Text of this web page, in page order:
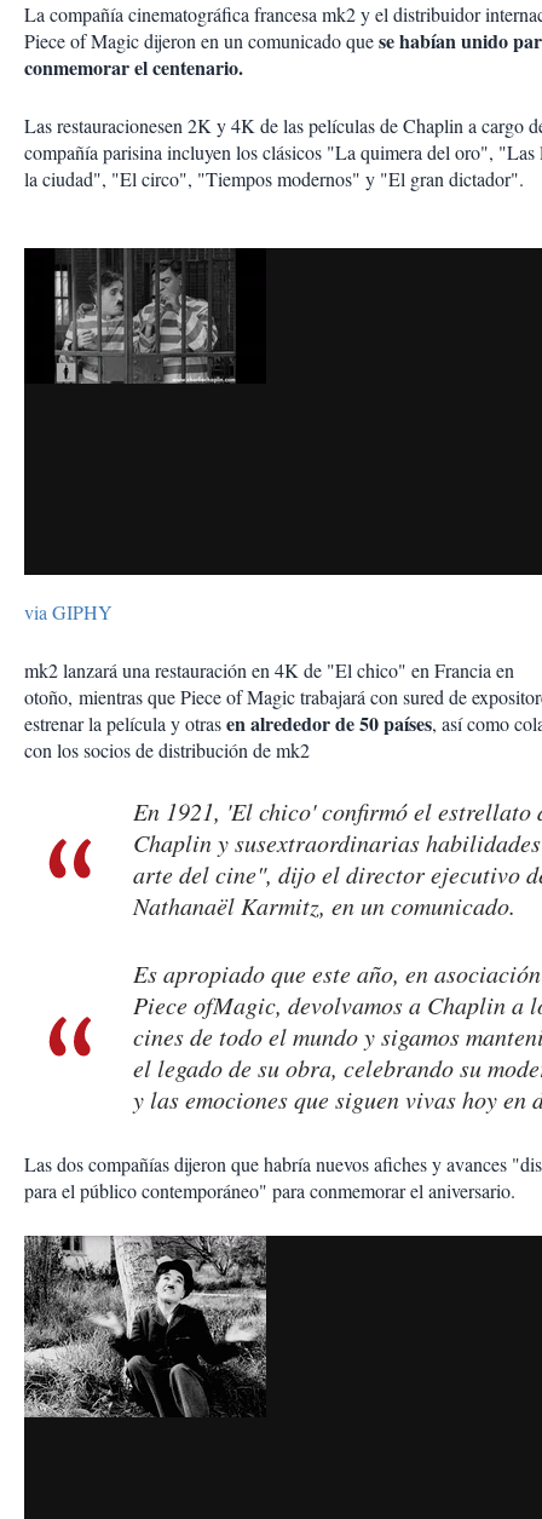
La compañía cinematográfica francesa mk2 y el distribuidor
Piece of Magic dijeron en un comunicado quese habían unido
conmemorar el centenario.
Las restauracionesen 2K y 4K de las películas de Chaplin a cargo
compañía parisina incluyen los clásicos "La quimera del oro", "Las
la ciudad", "El circo", "Tiempos modernos" y "El gran dictador".
via GIPHY
mk2 lanzará una restauración en 4K de "El chico" en Francia en
otoño, mientras que Piece of Magic trabajará con sured de
estrenar la película y otrasen alrededor de 50 países, así como
con los socios de distribución de mk2
En 1921, 'El chico' confirmó el estrellato
Chaplin y susextraordinarias
arte del cine", dijo el director ejecutivo
Nathanaël Karmitz, en un comunicado.
Es apropiado que este año, en
Piece ofMagic, devolvamos a Chaplin a
cines de todo el mundo y sigamos
el legado de su obra, celebrando su
y las emociones que siguen vivas hoy en
Las dos compañías dijeron que habría nuevos afiches y avances
para el público contemporáneo" para conmemorar el aniversario.